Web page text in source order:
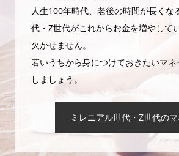
人生100年時代、老後の時間が長くな
代・Z世代がこれからお金を増やして
欠かせません。
若いうちから身につけておきたいマネ
しましょう。
ミレニアル世代・Z世代の